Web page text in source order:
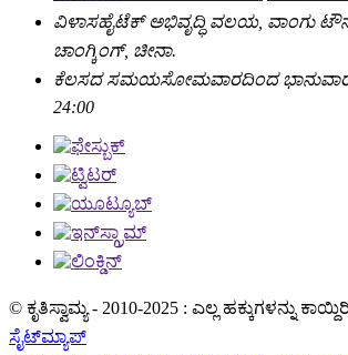
ವಿಳಾಸಹೈಟೆಕ್ ಅಭಿವೃದ್ಧಿ ವಲಯ, ವಾಂಗು
ಚಾಂಗ್ಕಿಂಗ್, ಚೀನಾ.
ಕೆಲಸದ ಸಮಯಸೋಮವಾರದಿಂದ
24:00
© ಕೃತಿಸ್ವಾಮ್ಯ - 2010-2025 : ಎಲ್ಲ ಹಕ್ಕುಗಳನ್ನು
ಸೈಟ್‌ಮ್ಯಾಪ್